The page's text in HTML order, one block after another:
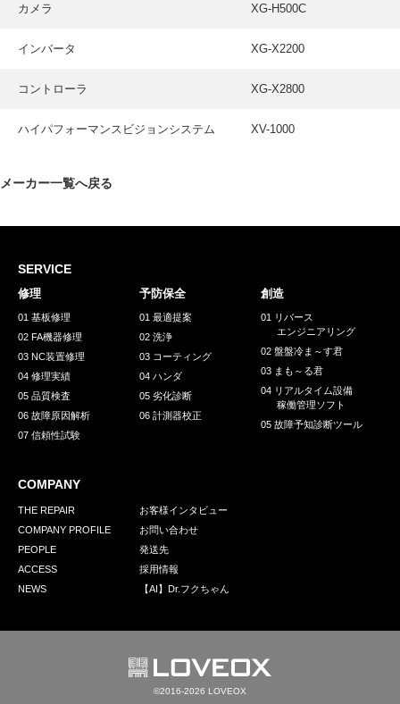
カメラ XG-H500C
インバータ XG-X2200
コントローラ XG-X2800
ハイパフォーマンスビジョンシステム XV-1000
メーカー一覧へ戻る
SERVICE
修理
01 基板修理
02 FA機器修理
03 NC装置修理
04 修理実績
05 品質検査
06 故障原因解析
07 信頼性試験
予防保全
01 最適提案
02 洗浄
03 コーティング
04 ハンダ
05 劣化診断
06 計測器校正
創造
01 リバース
エンジニアリング
02 盤盤冷ま～す君
03 まも～る君
04 リアルタイム設備
稼働管理ソフト
05 故障予知診断ツール
COMPANY
THE REPAIR
COMPANY PROFILE
PEOPLE
ACCESS
NEWS
お客様インタビュー
お問い合わせ
発送先
採用情報
【AI】Dr.フクちゃん
©2016-2026 LOVEOX